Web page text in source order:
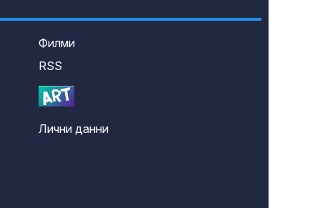
Филми
RSS
Лични данни